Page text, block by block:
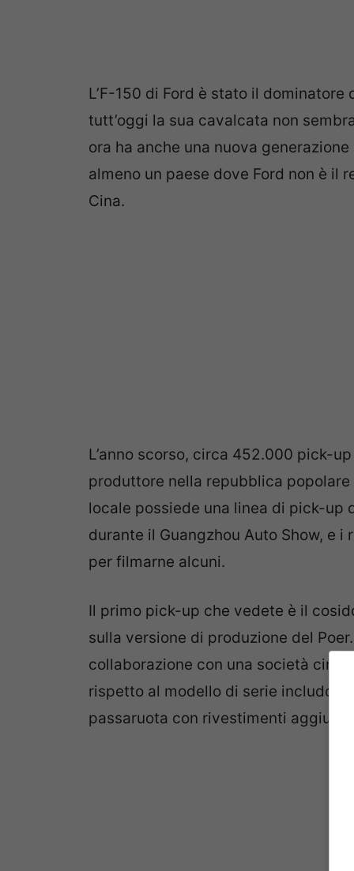
L’F-150 di Ford è stato il
tutt’oggi la sua cavalcata non
ora ha anche una nuova
almeno un paese dove Ford non è il
Cina.
L’anno scorso, circa 452.000 pick-
produttore nella repubblica popolare
locale possiede una linea di pick-up
durante il Guangzhou Auto Show, e
per filmarne alcuni.
Il primo pick-up che vedete è il
sulla versione di produzione del
collaborazione con una società
rispetto al modello di serie
passaruota con rivestimenti